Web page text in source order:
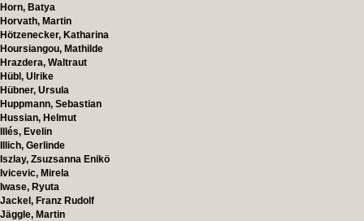
Horn, Batya
Horvath, Martin
Hötzenecker, Katharina
Hoursiangou, Mathilde
Hrazdera, Waltraut
Hübl, Ulrike
Hübner, Ursula
Huppmann, Sebastian
Hussian, Helmut
Illés, Evelin
Illich, Gerlinde
Iszlay, Zsuzsanna Enikö
Ivicevic, Mirela
Iwase, Ryuta
Jackel, Franz Rudolf
Jäggle, Martin